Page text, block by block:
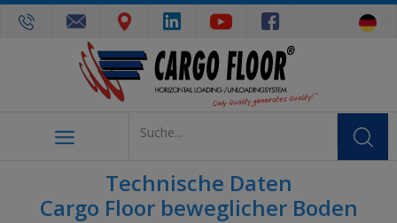
Technische Daten
Cargo Floor beweglicher Boden